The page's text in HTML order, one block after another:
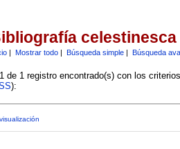
celestinesca
| Mostrar todo| Búsqueda simple| Búsqueda
de 1 registro encontrado(s) con los
):